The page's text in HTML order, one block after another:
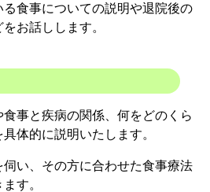
食事についての説明や退院後の
お話しします。
事と疾病の関係、何をどのくら
体的に説明いたします。
い、その方に合わせた食事療法
す。